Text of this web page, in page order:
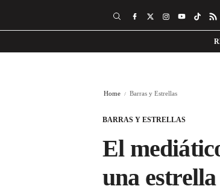
Home Barras y Estrellas
BARRAS Y ESTRELLAS
El
una